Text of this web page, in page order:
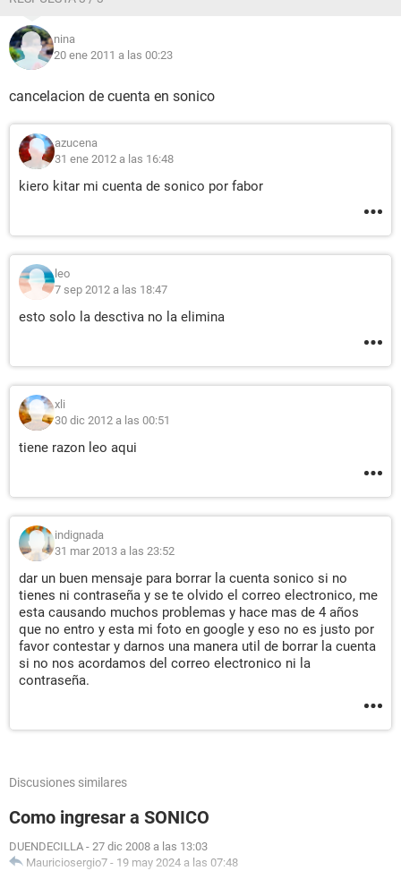
nina
20 ene 2011 a las 00:23
cancelacion de cuenta en sonico
azucena
31 ene 2012 a las 16:48
kiero kitar mi cuenta de sonico por fabor
leo
7 sep 2012 a las 18:47
esto solo la desctiva no la elimina
xli
30 dic 2012 a las 00:51
tiene razon leo aqui
indignada
31 mar 2013 a las 23:52
dar un buen mensaje para borrar la cuenta sonico si no
tienes ni contraseña y se te olvido el correo electronico, me
esta causando muchos problemas y hace mas de 4 años
que no entro y esta mi foto en google y eso no es justo por
favor contestar y darnos una manera util de borrar la cuenta
si no nos acordamos del correo electronico ni la
contraseña.
Discusiones similares
Como ingresar a SONICO
DUENDECILLA - 27 dic 2008 a las 13:03
Mauriciosergio7 - 19 may 2024 a las 07:48